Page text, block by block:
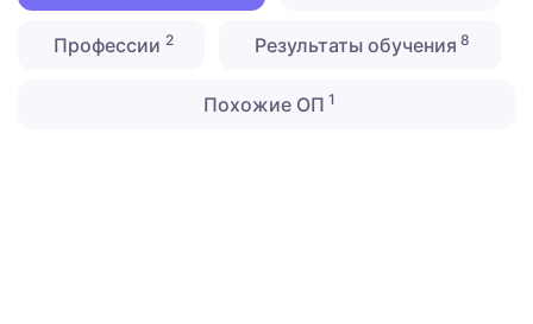
Профессии 2 Результаты обучения 8
Похожие ОП 1